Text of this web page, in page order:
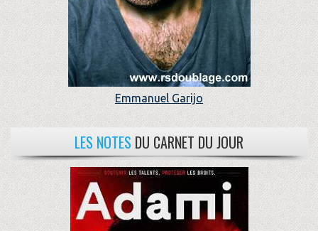
Emmanuel Garijo
LES NOTES DU CARNET DU JOUR